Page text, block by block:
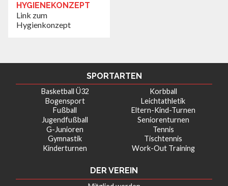
HYGIENEKONZEPT
Link zum
Hygienkonzept
SPORTARTEN
Basketball Ü32
Bogensport
Fußball
Jugendfußball
G-Junioren
Gymnastik
Kinderturnen
Korbball
Leichtathletik
Eltern-Kind-Turnen
Seniorenturnen
Tennis
Tischtennis
Work-Out Training
DER VEREIN